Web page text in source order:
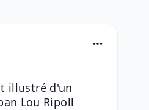
illustré d'un
Lou Ripoll